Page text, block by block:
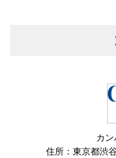
カ
住所：東京都渋